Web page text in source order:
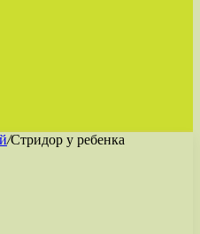
/Стридор у ребенка